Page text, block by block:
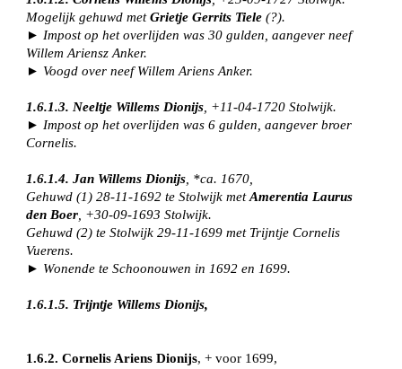
Mogelijk gehuwd metGrietje Gerrits Tiele (?).
► Impost op het overlijden was 30 gulden, aangever neef
Willem Ariensz Anker.
► Voogd over neef Willem Ariens Anker.
1.6.1.3. Neeltje Willems Dionijs , +11-04-1720 Stolwijk.
► Impost op het overlijden was 6 gulden, aangever broer
Cornelis.
1.6.1.4. Jan Willems Dionijs , *ca. 1670,
Gehuwd (1) 28-11-1692 te Stolwijk metAmerentia Laurus
den Boer , +30-09-1693 Stolwijk.
Gehuwd (2) te Stolwijk 29-11-1699 met Trijntje Cornelis
Vuerens.
► Wonende te Schoonouwen in 1692 en 1699.
1.6.1.5. Trijntje Willems Dionijs,
1.6.2. Cornelis Ariens Dionijs, + voor 1699,